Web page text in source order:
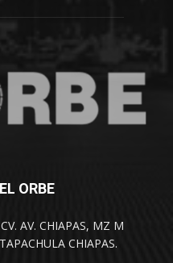
ORBE
AV. CHIAPAS, MZ M
CHIAPAS.